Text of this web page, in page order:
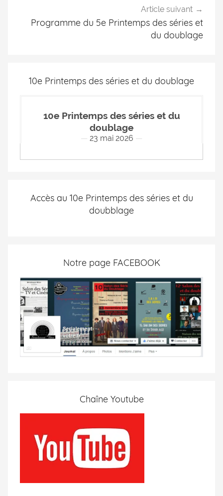
Article suivant
Programme du 5e Printemps des séries et
du doublage
10e Printemps des séries et du doublage
10e Printemps des séries et du
doublage
23 mai 2026
Accès au 10e Printemps des séries et du
doubblage
Notre page FACEBOOK
Chaîne Youtube